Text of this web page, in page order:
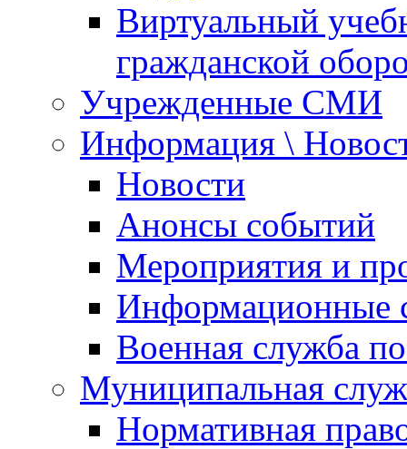
Виртуальный
гражданской
Учрежденные СМИ
Информация \
Новости
Анонсы событий
Мероприятия и
Информационные
Военная служба
Муниципальная
Нормативная